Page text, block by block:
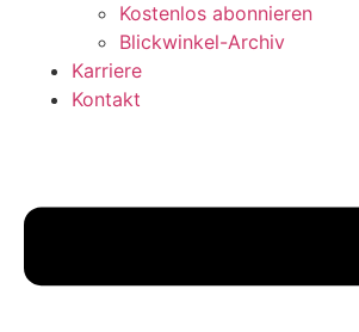
Kostenlos abonnieren
Blickwinkel-Archiv
Karriere
Kontakt